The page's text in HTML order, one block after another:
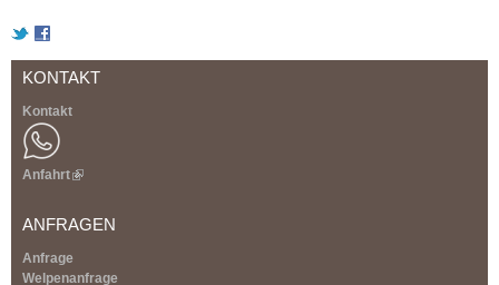
KONTAKT
Kontakt
Anfahrt(
i
n
k
i
ANFRAGEN
Anfrage
Welpenanfrage